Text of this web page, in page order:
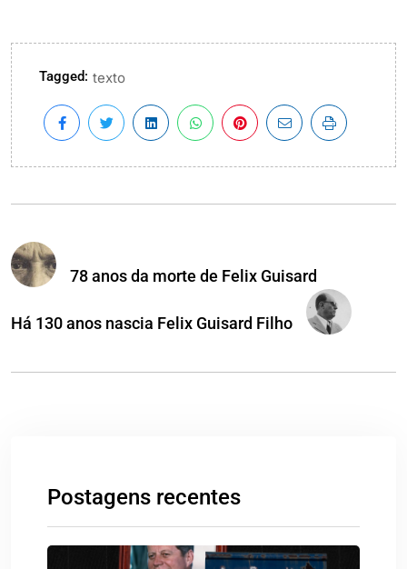
Tagged: texto
78 anos da morte de Felix Guisard
Há 130 anos nascia Felix Guisard Filho
Postagens recentes